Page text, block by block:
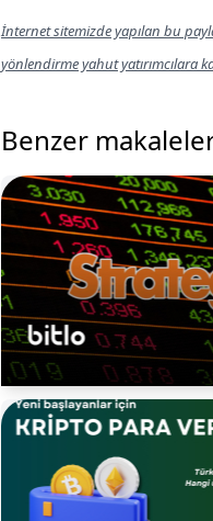
İnternet sitemizde yapılan bu
yönlendirme yahut yatırımcılara
Benzer